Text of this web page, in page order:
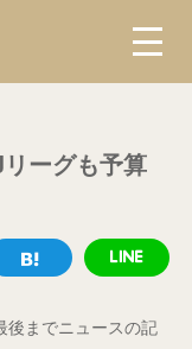
ーグも予算
後までニュースの記